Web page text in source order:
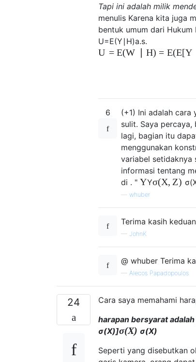
Tapi ini adalah milik
menulis Karena kita juga
bentuk umum dari
U=E(Y ∣ H)a.s.
U = E(W H) = E(E[Y
6
(+1) Ini adalah cara
sulit. Saya
lagi, bagian itu
menggunakan
variabel setidaknya
informasi tentang
di . " YYσ(X, Z) σ(
whuber
Terima kasih
— JohnK
@ whuber Terima
— Alecos Papadopoulos
24
Cara saya memahami
harapan bersyarat
σ(X)]σ(X) σ(X)
Seperti yang disebutkan